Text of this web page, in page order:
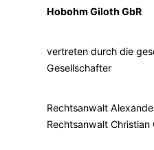
Hobohm Giloth GbR
vertreten durch die
Gesellschafter
Rechtsanwalt
Rechtsanwalt Christian